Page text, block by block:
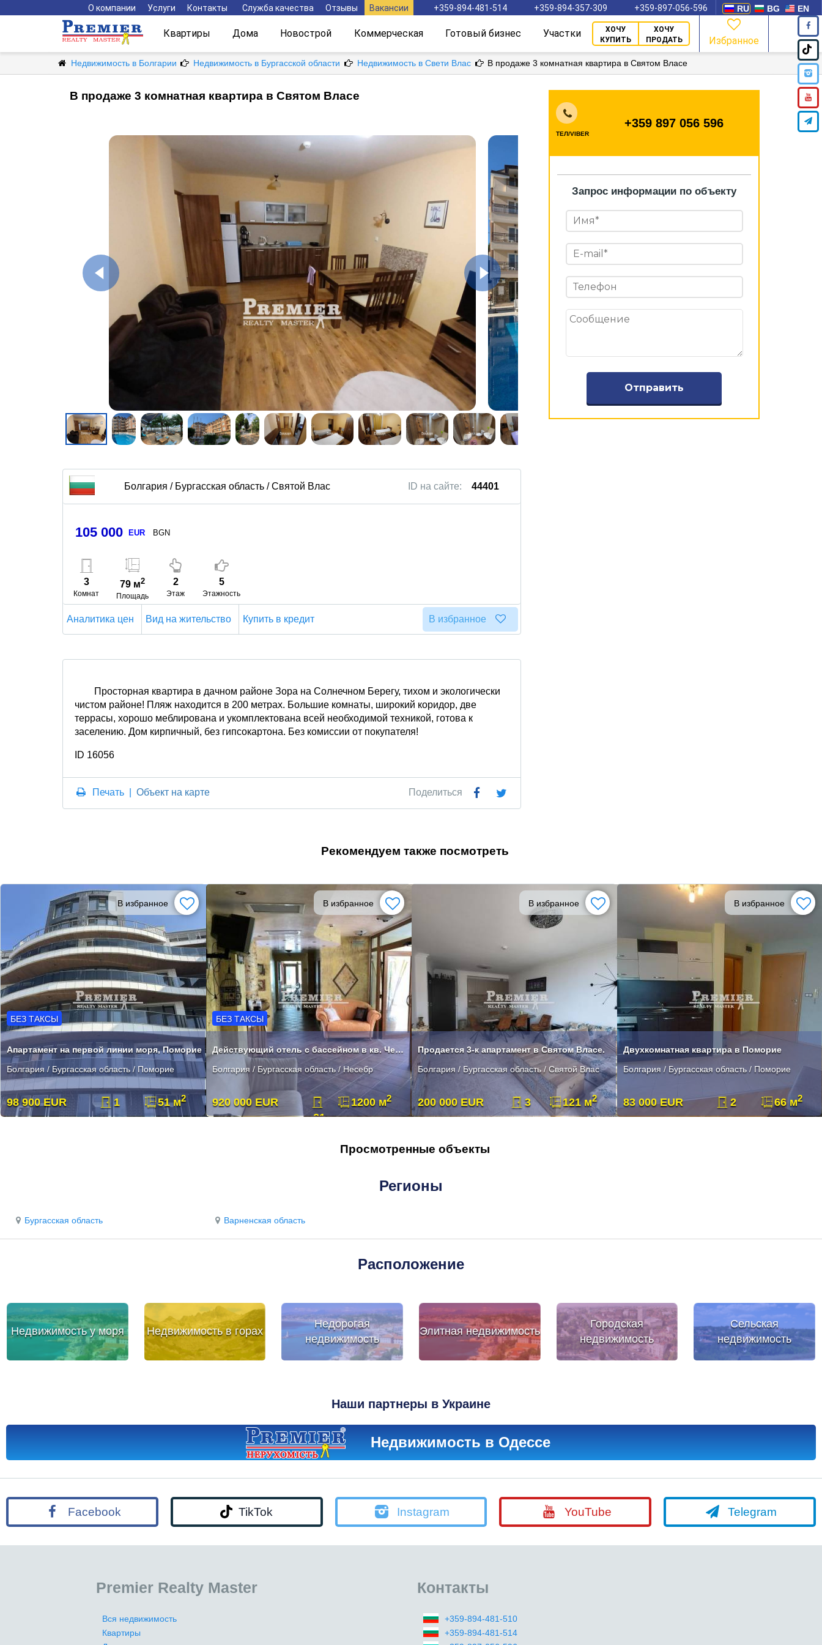
RU BG EN
О компании Услуги Контакты Служба качества Отзывы Вакансии +359-894-481-514 +359-894-357-309 +359-897-056-596
Квартиры Дома Новострой Коммерческая Готовый бизнес Участки
ХОЧУ
КУПИТЬ
ХОЧУ
ПРОДАТЬ
Избранное
Недвижимость в Болгарии Недвижимость в Бургасской области Недвижимость в Свети Влас В продаже 3 комнатная квартира в Святом Власе
В продаже 3 комнатная квартира в Святом Власе
Болгария / Бургасская область / Святой Влас 44401
ID на сайте:
105 000 EUR BGN
3
Комнат
79 м2
Площадь
2
Этаж
5
Этажность
Аналитика цен Вид на жительство Купить в кредит В избранное
Просторная квартира в дачном районе Зора на Солнечном Берегу, тихом и экологически
чистом районе! Пляж находится в 200 метрах. Большие комнаты, широкий коридор, две
террасы, хорошо меблирована и укомплектована всей необходимой техникой, готова к
заселению. Дом кирпичный, без гипсокартона. Без комиссии от покупателя!
ID 16056
Печать |Объект на карте Поделиться
ТЕЛ/VIBER
+359 897 056 596
Запрос информации по объекту
Рекомендуем также посмотреть
В избранное
БЕЗ ТАКСЫ
Апартамент на первой линии моря, Поморие
Болгария / Бургасская область / Поморие
98 900 EUR 1 51 м2
В избранное
БЕЗ ТАКСЫ
Действующий отель с бассейном в кв. Черно море г. Несебре
Болгария / Бургасская область / Несебр
920 000 EUR
21
1200 м2
В избранное
Продается 3-к апартамент в Святом Власе.
Болгария / Бургасская область / Святой Влас
200 000 EUR 3 121 м2
В избранное
Двухкомнатная квартира в Поморие
Болгария / Бургасская область / Поморие
83 000 EUR 2 66 м2
Просмотренные объекты
Регионы
Бургасская область Варненская область
Расположение
Недвижимость у моря Недвижимость в горах
Недорогая
недвижимость
Элитная недвижимость
Городская
недвижимость
Сельская
недвижимость
Наши партнеры в Украине
Недвижимость в Одессе
Facebook TikTok Instagram YouTube Telegram
Premier Realty Master
Вся недвижимость
Квартиры
Контакты
+359-894-481-510
+359-894-481-514